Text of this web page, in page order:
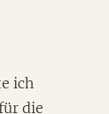
ich
die